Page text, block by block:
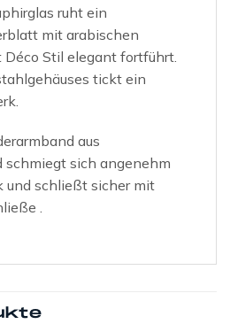
ruht ein
mit arabischen
Déco Stil elegant fortführt.
tickt ein
aus
schmiegt sich angenehm
und schließt sicher mit
.